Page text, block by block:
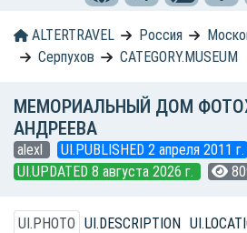
ALTERTRAVEL Россия
Серпухов
CATEGORY.MUSEUM
МЕМОРИАЛЬНЫЙ ДОМ
АНДРЕЕВА
alexl
UI.PUBLISHED 2 апреля 2011 г.
UI.UPDATED 8 августа 2026 г.
UI.PHOTO UI.DESCRIPTION